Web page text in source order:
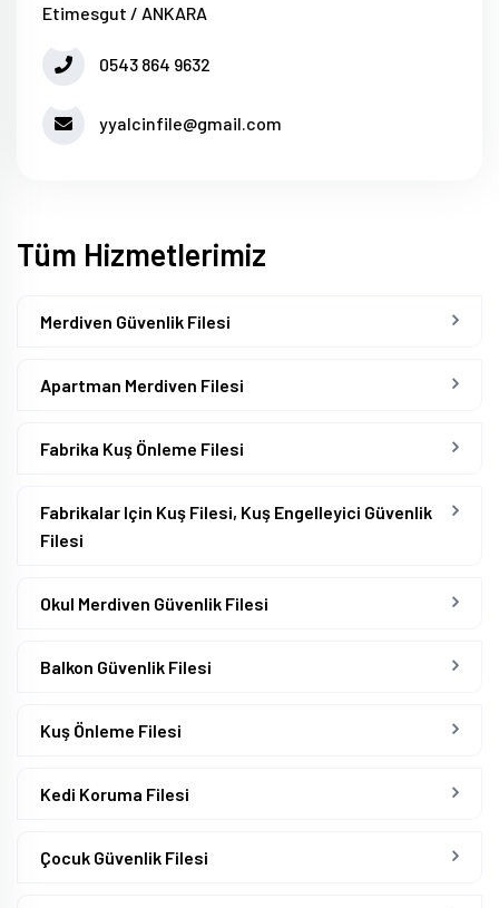
Etimesgut / ANKARA
0543 864 9632
yyalcinfile@gmail.com
Tüm Hizmetlerimiz
Merdiven Güvenlik Filesi
Apartman Merdiven Filesi
Fabrika Kuş Önleme Filesi
Fabrikalar Için Kuş Filesi, Kuş Engelleyici Güvenlik
Filesi
Okul Merdiven Güvenlik Filesi
Balkon Güvenlik Filesi
Kuş Önleme Filesi
Kedi Koruma Filesi
Çocuk Güvenlik Filesi